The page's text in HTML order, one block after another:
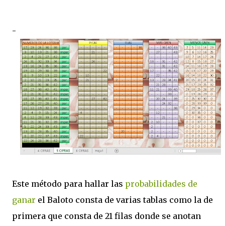
-
Este método para hallar las probabilidades de
ganar el Baloto consta de varias tablas como la de
primera que consta de 21 filas donde se anotan